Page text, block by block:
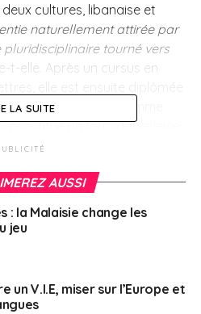
cultures, libanaise et
naturellement attirée par
tourné vers
t-elle. Après un cursus en
bénéficie du programme
constitue un formidable levier
un stage à l’étranger, la
en Pologne.
d’horizon
son contrat en assurant
avant d’être recrutée en
2016.
LA SUITE
AUSSI
: la Malaisie change les
jeu
un V.I.E, miser sur l’Europe et